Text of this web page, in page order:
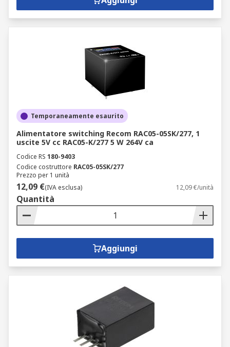
Temporaneamente esaurito
Alimentatore switching Recom RAC05-05SK/277, 1
uscite 5V cc RAC05-K/277 5 W 264V ca
Codice RS 180-9403
Codice costruttore RAC05-05SK/277
Prezzo per 1 unità
12,09 €(IVA esclusa) 12,09 €/unità
Quantità
Aggiungi